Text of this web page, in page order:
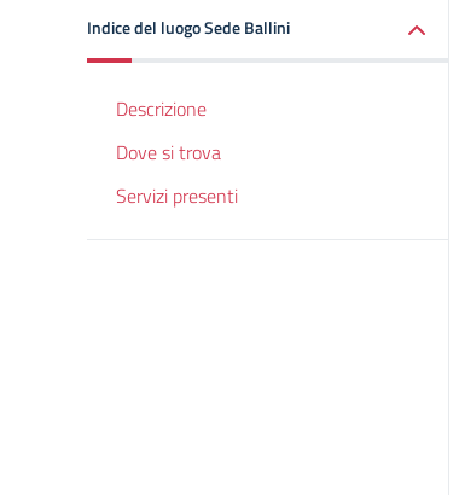
Indice del luogo Sede Ballini
Descrizione
Dove si trova
Servizi presenti